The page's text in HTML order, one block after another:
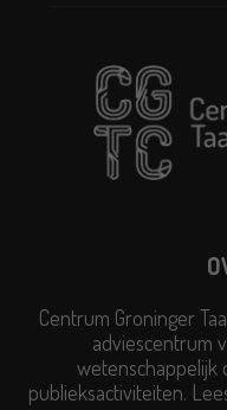
Centrum Groninger
adviescentrum
wetenschappelijk
publieksactiviteiten.